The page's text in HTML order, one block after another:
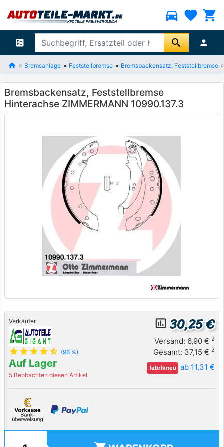
directions_car favorite shopping_cart
ballot search person
Bremsanlage Feststellbremse Bremsbackensatz, Feststellbremse
Bremsbackensatz, Feststellbremse
Hinterachse ZIMMERMANN 10990.137.3
Verkäufer
star star star star star_half (96 %)
Auf Lager
5 Beobachten diesen Artikel
insert_chart_outlined 30,25 €
Versand: 6,90 € 2
Gesamt: 37,15 € 2
fabrikneu ab 11,31 €